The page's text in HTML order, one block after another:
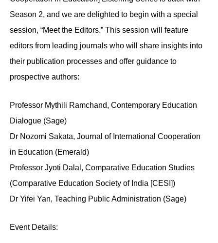
Season 2, and we are delighted to begin with a special
session, “Meet the Editors.” This session will feature
editors from leading journals who will share insights into
their publication processes and offer guidance to
prospective authors:
Professor Mythili Ramchand, Contemporary Education
Dialogue (Sage)
Dr Nozomi Sakata, Journal of International Cooperation
in Education (Emerald)
Professor Jyoti Dalal, Comparative Education Studies
(Comparative Education Society of India [CESI])
Dr Yifei Yan, Teaching Public Administration (Sage)
Event Details: